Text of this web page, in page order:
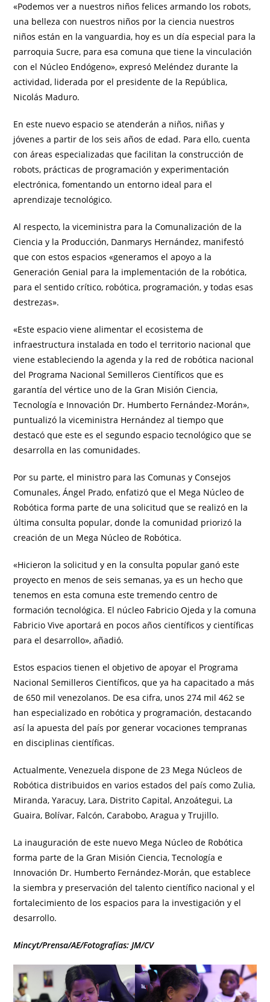
«Podemos ver a nuestros niños felices armando los robots,
una belleza con nuestros niños por la ciencia nuestros
niños están en la vanguardia, hoy es un día especial para la
parroquia Sucre, para esa comuna que tiene la vinculación
con el Núcleo Endógeno», expresó Meléndez durante la
actividad, liderada por el presidente de la República,
Nicolás Maduro.
En este nuevo espacio se atenderán a niños, niñas y
jóvenes a partir de los seis años de edad. Para ello, cuenta
con áreas especializadas que facilitan la construcción de
robots, prácticas de programación y experimentación
electrónica, fomentando un entorno ideal para el
aprendizaje tecnológico.
Al respecto, la viceministra para la Comunalización de la
Ciencia y la Producción, Danmarys Hernández, manifestó
que con estos espacios «generamos el apoyo a la
Generación Genial para la implementación de la robótica,
para el sentido crítico, robótica, programación, y todas esas
destrezas».
«Este espacio viene alimentar el ecosistema de
infraestructura instalada en todo el territorio nacional que
viene estableciendo la agenda y la red de robótica nacional
del Programa Nacional Semilleros Científicos que es
garantía del vértice uno de la Gran Misión Ciencia,
Tecnología e Innovación Dr. Humberto Fernández-Morán»,
puntualizó la viceministra Hernández al tiempo que
destacó que este es el segundo espacio tecnológico que se
desarrolla en las comunidades.
Por su parte, el ministro para las Comunas y Consejos
Comunales, Ángel Prado, enfatizó que el Mega Núcleo de
Robótica forma parte de una solicitud que se realizó en la
última consulta popular, donde la comunidad priorizó la
creación de un Mega Núcleo de Robótica.
«Hicieron la solicitud y en la consulta popular ganó este
proyecto en menos de seis semanas, ya es un hecho que
tenemos en esta comuna este tremendo centro de
formación tecnológica. El núcleo Fabricio Ojeda y la comuna
Fabricio Vive aportará en pocos años científicos y científicas
para el desarrollo», añadió.
Estos espacios tienen el objetivo de apoyar el Programa
Nacional Semilleros Científicos, que ya ha capacitado a más
de 650 mil venezolanos. De esa cifra, unos 274 mil 462 se
han especializado en robótica y programación, destacando
así la apuesta del país por generar vocaciones tempranas
en disciplinas científicas.
Actualmente, Venezuela dispone de 23 Mega Núcleos de
Robótica distribuidos en varios estados del país como Zulia,
Miranda, Yaracuy, Lara, Distrito Capital, Anzoátegui, La
Guaira, Bolívar, Falcón, Carabobo, Aragua y Trujillo.
La inauguración de este nuevo Mega Núcleo de Robótica
forma parte de la Gran Misión Ciencia, Tecnología e
Innovación Dr. Humberto Fernández-Morán, que establece
la siembra y preservación del talento científico nacional y el
fortalecimiento de los espacios para la investigación y el
desarrollo.
Mincyt/Prensa/AE/Fotografías: JM/CV